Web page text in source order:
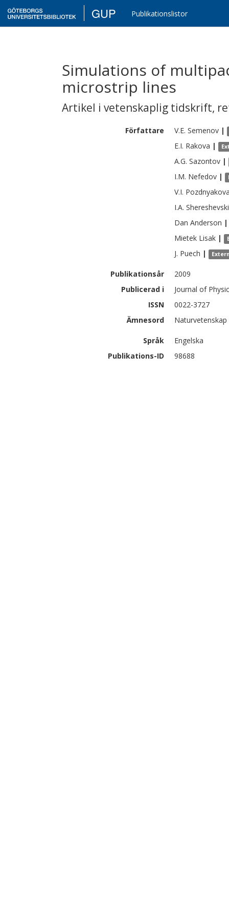
GUP Publikationslistor
Simulations of
microstrip lines
Artikel i vetenskaplig tidskrift,
Författare V.E. Semenov |
E.I. Rakova |
A.G. Sazontov |
I.M. Nefedov |
V.I.
I.A.
Dan Anderson |
Mietek Lisak |
J. Puech |
Publikationsår
2009
Publicerad i
Journal of
ISSN
0022-3727
Ämnesord
Språk
Engelska
Publikations-ID
98688